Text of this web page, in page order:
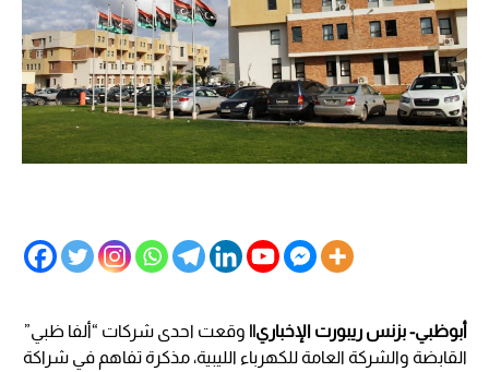
أبوظبي- بزنس ريبورت الإخباري|| وقعت احدى شركات “ألفا ظبي”
القابضة والشركة العامة للكهرباء الليبية، مذكرة تفاهم في شراكة